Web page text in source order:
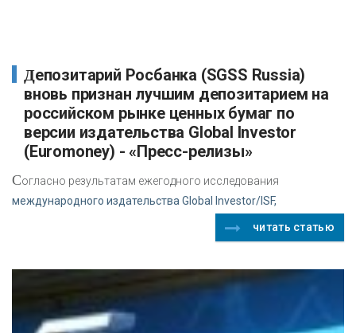
Депозитарий Росбанка (SGSS Russia)
вновь признан лучшим депозитарием на
российском рынке ценных бумаг по
версии издательства Global Investor
(Euromoney) - «Пресс-релизы»
Согласно результатам ежегодного исследования
международного издательства Global Investor/ISF,
читать статью